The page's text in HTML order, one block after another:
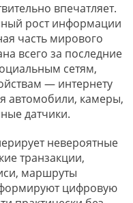
впечатляет.
рост информации
часть мирового
всего за последние
сетям,
— интернету
автомобили, камеры,
датчики.
невероятные
транзакции,
маршруты
цифровую